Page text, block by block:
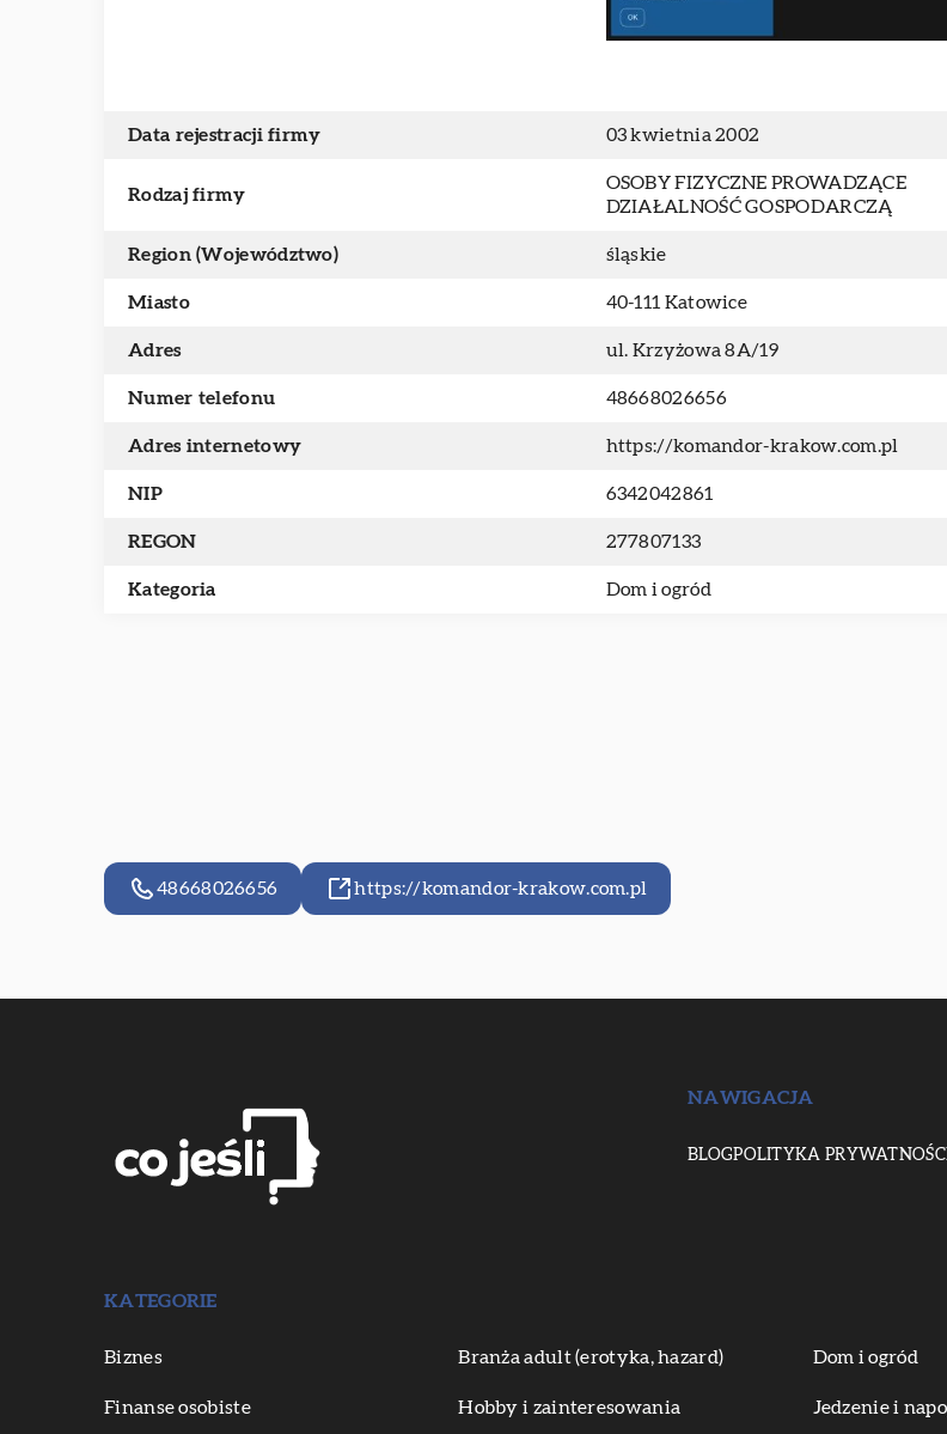
Data rejestracji firmy 03 kwietnia 2002
Rodzaj firmy
OSOBY FIZYCZNE PROWADZĄCE
DZIAŁALNOŚĆ GOSPODARCZĄ
Region (Województwo) śląskie
Miasto 40-111 Katowice
Adres ul. Krzyżowa 8A/19
Numer telefonu 48668026656
Adres internetowy https://komandor-krakow.com.pl
NIP 6342042861
REGON 277807133
Kategoria Dom i ogród
48668026656 https://komandor-krakow.com.pl
NAWIGACJA
BLOGPOLITYKA
KATEGORIE
Biznes Branża adult (erotyka, hazard) Dom i ogród
Finanse osobiste Hobby i zainteresowania Jedzenie i